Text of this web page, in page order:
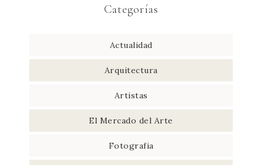
Categorías
Actualidad
Arquitectura
Artistas
El Mercado del Arte
Fotografia